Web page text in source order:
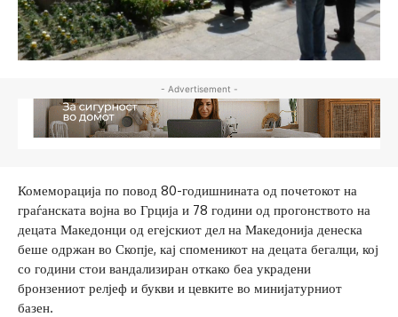
- Advertisement -
Комеморација по повод 80-годишнината од почетокот на
граѓанската војна во Грција и 78 години од прогонството на
децата Македонци од егејскиот дел на Македонија денеска
беше одржан во Скопје, кај споменикот на децата бегалци, кој
со години стои вандализиран откако беа украдени
бронзениот релјеф и букви и цевките во минијатурниот
базен.